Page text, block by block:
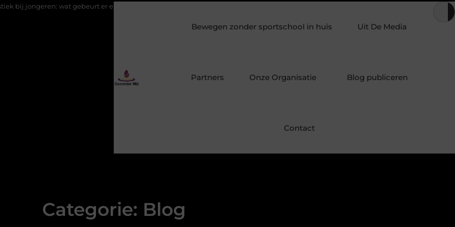
wat gebeurt er eigenlijk na de aanmelding?
Bewegen zonder sportschool in huis Uit De Media
Partners Onze Organisatie Blog publiceren
Contact
Categorie: Blog